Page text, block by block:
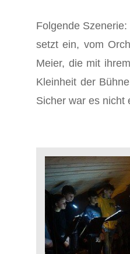
Folgende
setzt ein, vom
Meier, die mit
Kleinheit der
Sicher war es nicht